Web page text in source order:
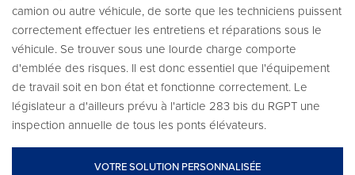
camion ou autre véhicule, de sorte que les techniciens puissent
correctement effectuer les entretiens et réparations sous le
véhicule. Se trouver sous une lourde charge comporte
d'emblée des risques. Il est donc essentiel que l'équipement
de travail soit en bon état et fonctionne correctement. Le
législateur a d'ailleurs prévu à l'article 283 bis du RGPT une
inspection annuelle de tous les ponts élévateurs.
VOTRE SOLUTION PERSONNALISÉE